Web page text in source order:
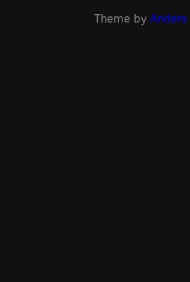
Theme by Anders